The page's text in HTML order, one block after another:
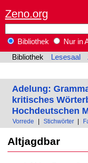
Zeno.org
Bibliothek
Nur in
Bibliothek
Lesesaal
Adelung:
kritisches
Hochdeutschen
Vorrede Stichwörter
Altjagdbar